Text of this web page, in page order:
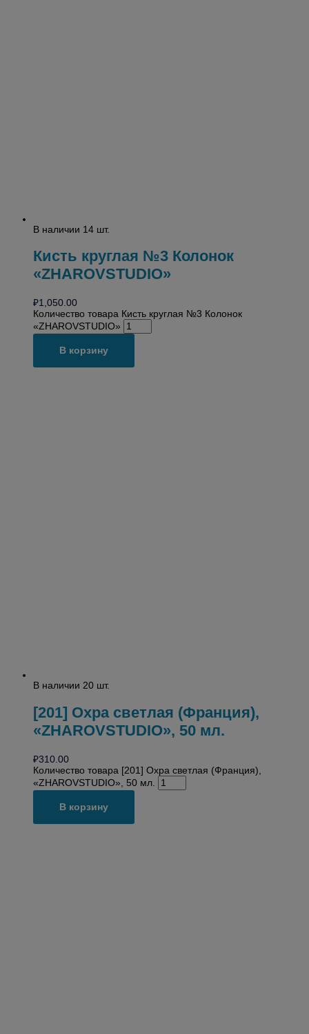
В наличии 14 шт.
Кисть круглая №3 Колонок
«ZHAROVSTUDIO»
₽1,050.00
Количество товара Кисть круглая №3 Колонок
«ZHAROVSTUDIO»
В корзину
В наличии 20 шт.
[201] Охра светлая (Франция),
«ZHAROVSTUDIO», 50 мл.
₽310.00
Количество товара [201] Охра светлая (Франция),
«ZHAROVSTUDIO», 50 мл.
В корзину